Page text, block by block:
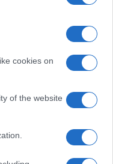
cookies on
of the website